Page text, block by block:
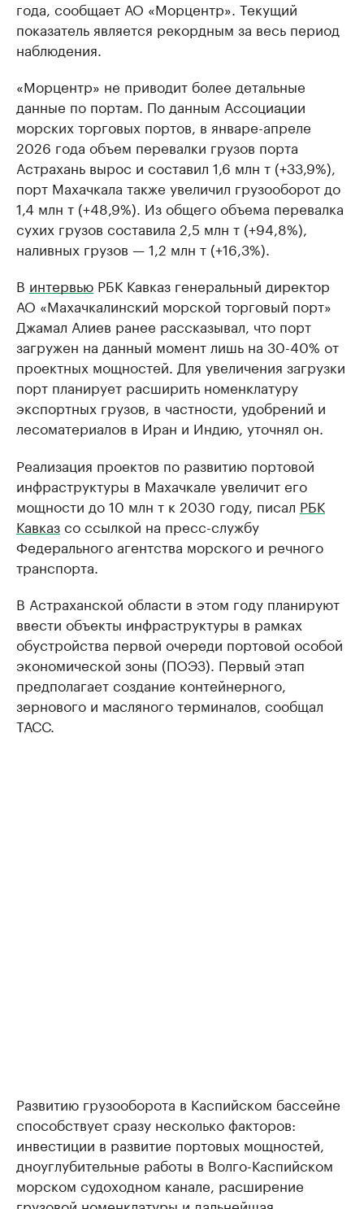
года, сообщает АО «Морцентр». Текущий
показатель является рекордным за весь период
наблюдения.
«Морцентр» не приводит более детальные
данные по портам. По данным Ассоциации
морских торговых портов, в январе-апреле
2026 года объем перевалки грузов порта
Астрахань вырос и составил 1,6 млн т (+33,9%),
порт Махачкала также увеличил грузооборот до
1,4 млн т (+48,9%). Из общего объема перевалка
сухих грузов составила 2,5 млн т (+94,8%),
наливных грузов — 1,2 млн т (+16,3%).
В интервью РБК Кавказ генеральный директор
АО «Махачкалинский морской торговый порт»
Джамал Алиев ранее рассказывал, что порт
загружен на данный момент лишь на 30-40% от
проектных мощностей. Для увеличения загрузки
порт планирует расширить номенклатуру
экспортных грузов, в частности, удобрений и
лесоматериалов в Иран и Индию, уточнял он.
Реализация проектов по развитию портовой
инфраструктуры в Махачкале увеличит его
мощности до 10 млн т к 2030 году, писал РБК
Кавказсо ссылкой на пресс-службу
Федерального агентства морского и речного
транспорта.
В Астраханской области в этом году планируют
ввести объекты инфраструктуры в рамках
обустройства первой очереди портовой особой
экономической зоны (ПОЭЗ). Первый этап
предполагает создание контейнерного,
зернового и масляного терминалов, сообщал
ТАСС.
Развитию грузооборота в Каспийском бассейне
способствует сразу несколько факторов:
инвестиции в развитие портовых мощностей,
дноуглубительные работы в Волго-Каспийском
морском судоходном канале, расширение